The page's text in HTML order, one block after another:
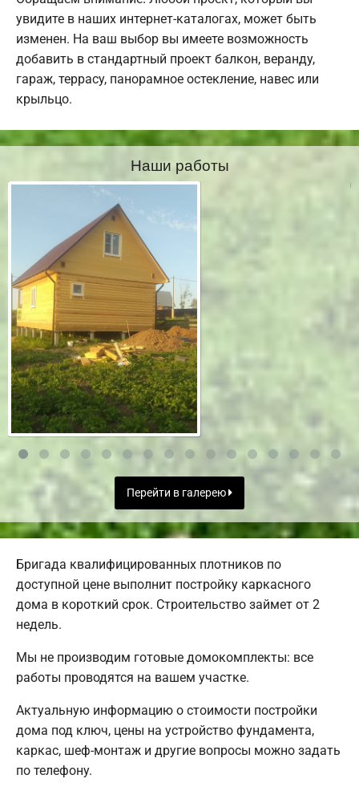
увидите в наших интернет-каталогах, может быть
изменен. На ваш выбор вы имеете возможность
добавить в стандартный проект балкон, веранду,
гараж, террасу, панорамное остекление, навес или
крыльцо.
Наши работы
Перейти в галерею
Бригада квалифицированных плотников по
доступной цене выполнит постройку каркасного
дома в короткий срок. Строительство займет от 2
недель.
Мы не производим готовые домокомплекты: все
работы проводятся на вашем участке.
Актуальную информацию о стоимости постройки
дома под ключ, цены на устройство фундамента,
каркас, шеф-монтаж и другие вопросы можно задать
по телефону.